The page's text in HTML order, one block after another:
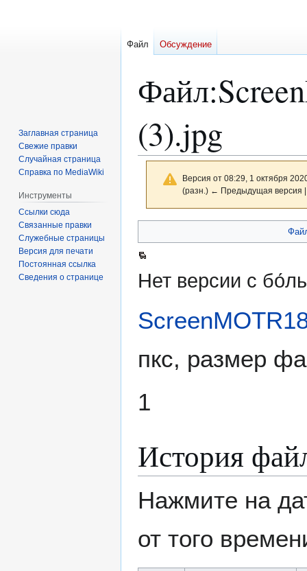
Файл:
(3).jpg
Версия от 08:29, 1 октября
(разн.) ← Предыдущая версия
к
навигации
к
поиску
Нет версии с
пкс, размер
1
История
Нажмите на
от того
Файл Обсуждение
Заглавная страница
Свежие правки
Случайная страница
Справка по MediaWiki
Инструменты
Ссылки сюда
Связанные правки
Служебные страницы
Версия для печати
Постоянная ссылка
Сведения о странице